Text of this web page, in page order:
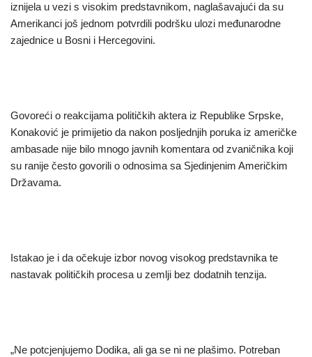
iznijela u vezi s visokim predstavnikom, naglašavajući da su
Amerikanci još jednom potvrdili podršku ulozi međunarodne
zajednice u Bosni i Hercegovini.
Govoreći o reakcijama političkih aktera iz Republike Srpske,
Konaković je primijetio da nakon posljednjih poruka iz američke
ambasade nije bilo mnogo javnih komentara od zvaničnika koji
su ranije često govorili o odnosima sa Sjedinjenim Američkim
Državama.
Istakao je i da očekuje izbor novog visokog predstavnika te
nastavak političkih procesa u zemlji bez dodatnih tenzija.
„Ne potcjenjujemo Dodika, ali ga se ni ne plašimo. Potreban